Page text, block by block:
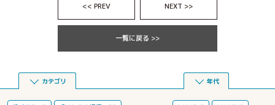
<< PREV NEXT >>
一覧に戻る >>
カテゴリ 年代